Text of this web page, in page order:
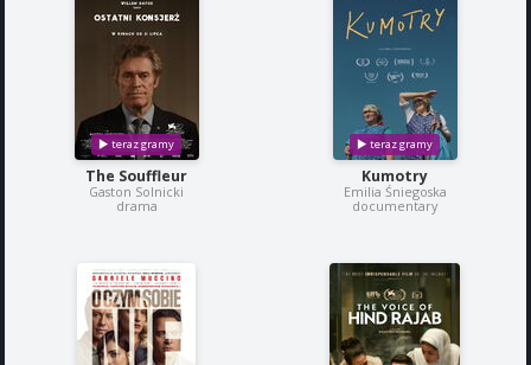
The Souffleur
Gaston Solnicki
drama
Kumotry
Emilia Śniegoska
documentary